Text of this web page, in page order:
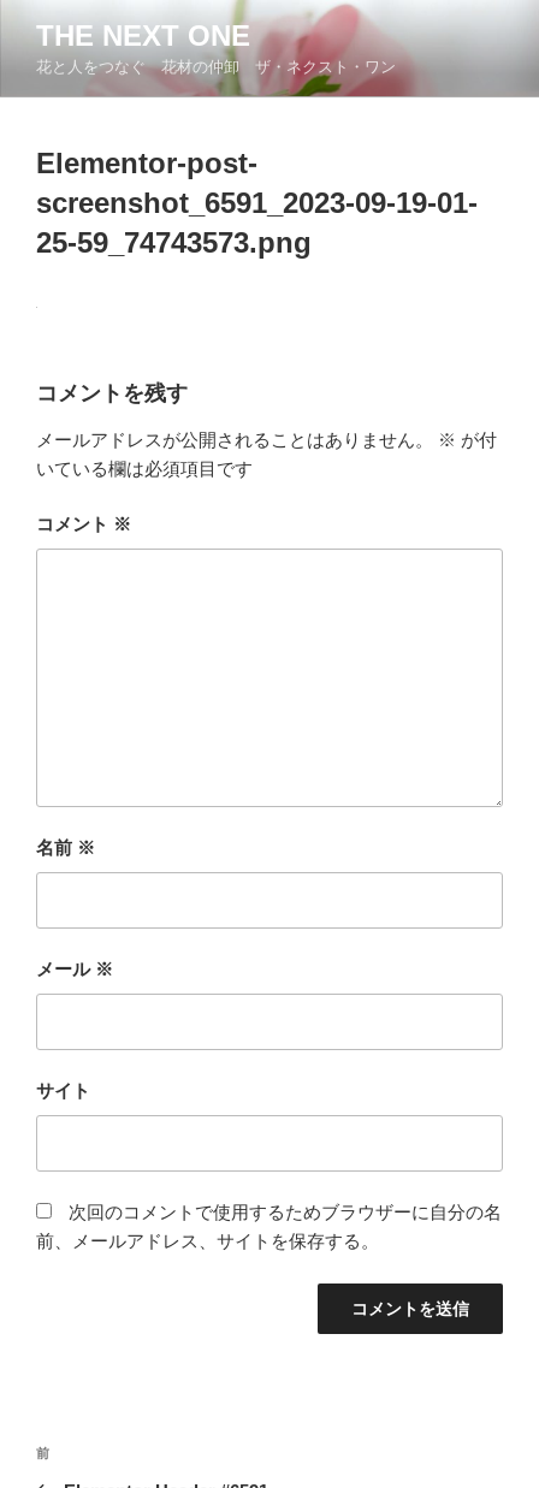
ン
THE NEXT ONE
花と人をつなぐ 花材の仲卸 ザ・ネクスト・ワン
Elementor-post-
screenshot_6591_2023-09-19-01-
25-59_74743573.png
コメントを残す
メールアドレスが公開されることはありません。 ※ が付
いている欄は必須項目です
コメント ※
名前 ※
メール ※
サイト
次回のコメントで使用するためブラウザーに自分の名
前、メールアドレス、サイトを保存する。
投
前
の
前